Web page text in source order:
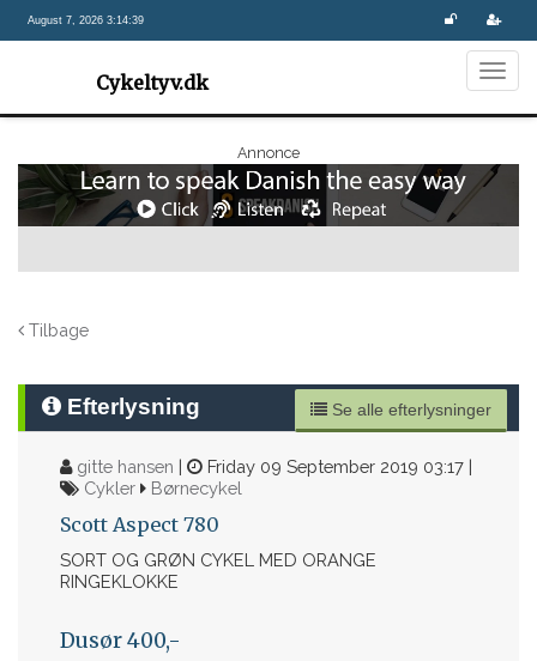
August 7, 2026 3:14:39
Cykeltyv.dk
Annonce
Tilbage
Efterlysning Se alle efterlysninger
gitte hansen |
Friday 09 September 2019 03:17 |
Cykler
Børnecykel
Scott Aspect 780
SORT OG GRØN CYKEL MED ORANGE
RINGEKLOKKE
Dusør 400,-